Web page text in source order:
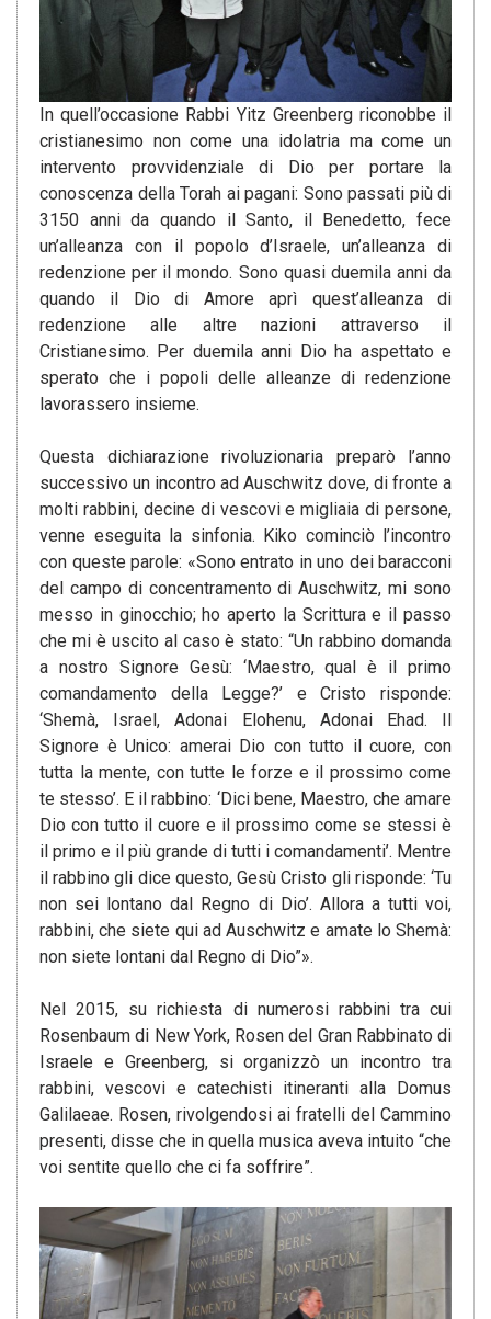
In quell’occasione Rabbi Yitz Greenberg riconobbe il
cristianesimo non come una idolatria ma come un
intervento provvidenziale di Dio per portare la
conoscenza della Torah ai pagani: Sono passati più di
3150 anni da quando il Santo, il Benedetto, fece
un’alleanza con il popolo d’Israele, un’alleanza di
redenzione per il mondo. Sono quasi duemila anni da
quando il Dio di Amore aprì quest’alleanza di
redenzione alle altre nazioni attraverso il
Cristianesimo. Per duemila anni Dio ha aspettato e
sperato che i popoli delle alleanze di redenzione
lavorassero insieme.
Questa dichiarazione rivoluzionaria preparò l’anno
successivo un incontro ad Auschwitz dove, di fronte a
molti rabbini, decine di vescovi e migliaia di persone,
venne eseguita la sinfonia. Kiko cominciò l’incontro
con queste parole: «Sono entrato in uno dei baracconi
del campo di concentramento di Auschwitz, mi sono
messo in ginocchio; ho aperto la Scrittura e il passo
che mi è uscito al caso è stato: “Un rabbino domanda
a nostro Signore Gesù: ‘Maestro, qual è il primo
comandamento della Legge?’ e Cristo risponde:
‘Shemà, Israel, Adonai Elohenu, Adonai Ehad. Il
Signore è Unico: amerai Dio con tutto il cuore, con
tutta la mente, con tutte le forze e il prossimo come
te stesso’. E il rabbino: ‘Dici bene, Maestro, che amare
Dio con tutto il cuore e il prossimo come se stessi è
il primo e il più grande di tutti i comandamenti’. Mentre
il rabbino gli dice questo, Gesù Cristo gli risponde: ‘Tu
non sei lontano dal Regno di Dio’. Allora a tutti voi,
rabbini, che siete qui ad Auschwitz e amate lo Shemà:
non siete lontani dal Regno di Dio”».
Nel 2015, su richiesta di numerosi rabbini tra cui
Rosenbaum di New York, Rosen del Gran Rabbinato di
Israele e Greenberg, si organizzò un incontro tra
rabbini, vescovi e catechisti itineranti alla Domus
Galilaeae. Rosen, rivolgendosi ai fratelli del Cammino
presenti, disse che in quella musica aveva intuito “che
voi sentite quello che ci fa soffrire”.